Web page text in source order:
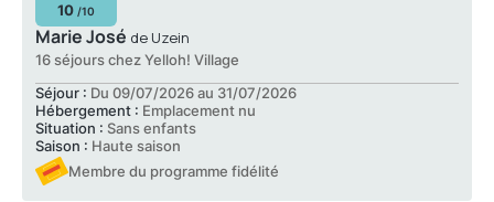
10 /10
Marie José de Uzein
16 séjours chez Yelloh! Village
Séjour : Du 09/07/2026 au 31/07/2026
Hébergement : Emplacement nu
Situation : Sans enfants
Saison : Haute saison
Membre du programme fidélité